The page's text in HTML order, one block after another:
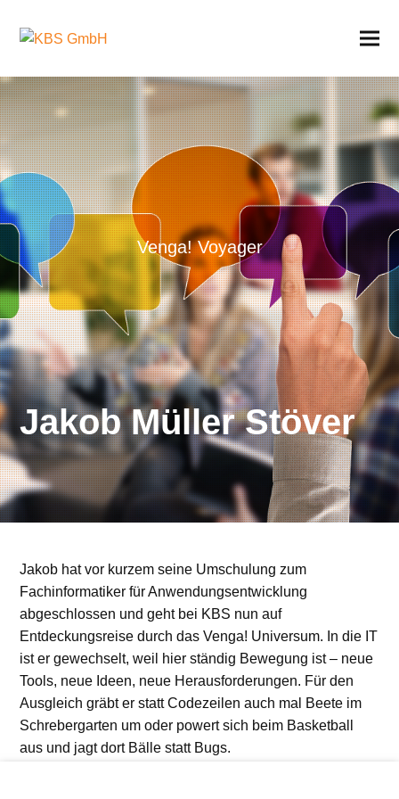
Jakob Müller Stöver
Venga! Voyager
Jakob hat vor kurzem seine Umschulung zum
Fachinformatiker für Anwendungsentwicklung
abgeschlossen und geht bei KBS nun auf
Entdeckungsreise durch das Venga! Universum. In die IT
ist er gewechselt, weil hier ständig Bewegung ist – neue
Tools, neue Ideen, neue Herausforderungen. Für den
Ausgleich gräbt er statt Codezeilen auch mal Beete im
Schrebergarten um oder powert sich beim Basketball
aus und jagt dort Bälle statt Bugs.